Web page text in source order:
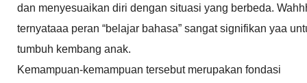
dan menyesuaikan diri dengan situasi yang berbeda.
ternyataaa peran “belajar bahasa” sangat signifikan yaa
tumbuh kembang anak.
Kemampuan-kemampuan tersebut merupakan fondasi